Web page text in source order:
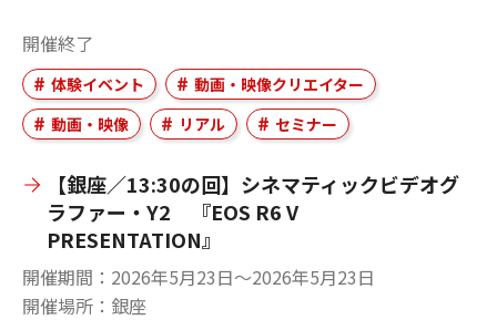
開催終了
体験イベント
動画・映像クリエイター
動画・映像
リアル セミナー
【銀座／13:30の回】シネマティックビデオグ
ラファー・Y2 『EOS R6 V
PRESENTATION』
開催期間
2026年5月23日〜2026年5月23日
開催場所
銀座